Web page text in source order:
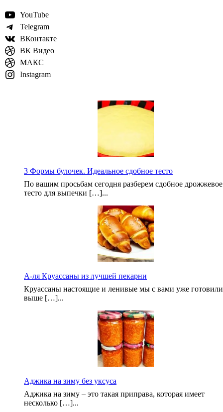
YouTube
Telegram
ВКонтакте
ВК Видео
МАКС
Instagram
3 Формы булочек. Идеальное сдобное тесто
По вашим просьбам сегодня разберем сдобное дрожжевое
тесто для выпечки […]...
А-ля Круассаны из лучшей пекарни
Круассаны настоящие и ленивые мы с вами уже
выше […]...
Аджика на зиму без уксуса
Аджика на зиму – это такая приправа, которая имеет
несколько […]...